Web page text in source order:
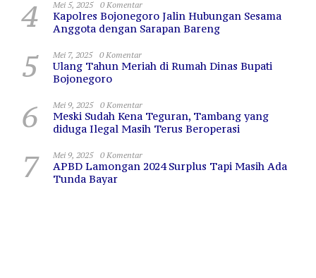
4 Mei 5, 2025 0 Komentar
Kapolres Bojonegoro Jalin Hubungan Sesama
Anggota dengan Sarapan Bareng
5 Mei 7, 2025 0 Komentar
Ulang Tahun Meriah di Rumah Dinas Bupati
Bojonegoro
6 Mei 9, 2025 0 Komentar
Meski Sudah Kena Teguran, Tambang yang
diduga Ilegal Masih Terus Beroperasi
7 Mei 9, 2025 0 Komentar
APBD Lamongan 2024 Surplus Tapi Masih Ada
Tunda Bayar